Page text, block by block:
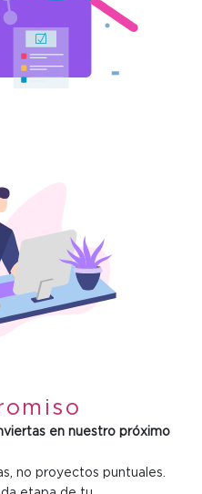
en nuestro próximo
no proyectos puntuales.